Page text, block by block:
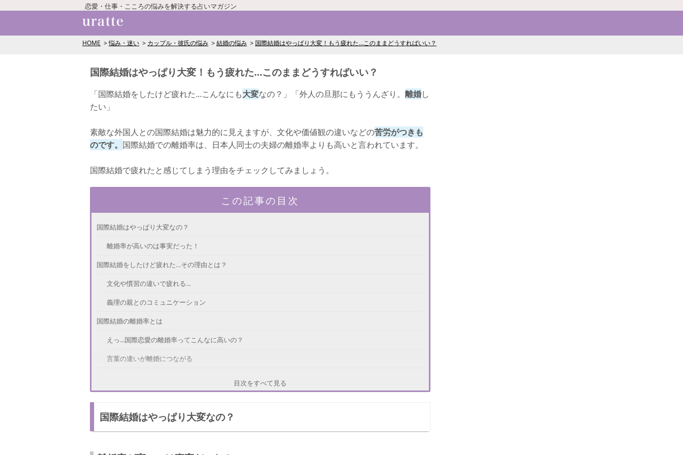
恋愛・仕事・こころの悩みを解決する占いマガジン
HOME 悩み・迷い カップル・彼氏の悩み 結婚の悩み 国際結婚はやっぱり大変！もう疲れた…このままどうすればいい？
国際結婚はやっぱり大変！もう疲れた…このままどうすればいい？
「国際結婚をしたけど疲れた...こんなにも大変なの？」「外人の旦那にもううんざり。 離婚し
たい」
素敵な外国人との国際結婚は魅力的に見えますが、文化や価値観の違いなどの苦労がつきも
のです。 国際結婚での離婚率は、日本人同士の夫婦の離婚率よりも高いと言われています。
国際結婚で疲れたと感じてしまう理由をチェックしてみましょう。
この記事の目次
国際結婚はやっぱり大変なの？
離婚率が高いのは事実だった！
国際結婚をしたけど疲れた…その理由とは？
文化や慣習の違いで疲れる...
義理の親とのコミュニケーション
国際結婚の離婚率とは
えっ...国際恋愛の離婚率ってこんなに高いの？
言葉の違いが離婚につながる
目次をすべて見る
国際結婚はやっぱり大変なの？